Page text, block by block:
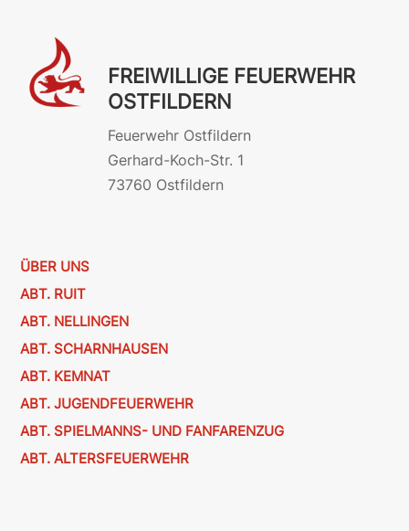
FREIWILLIGE FEUERWEHR
OSTFILDERN
Feuerwehr Ostfildern
Gerhard-Koch-Str. 1
73760 Ostfildern
ÜBER UNS
ABT. RUIT
ABT. NELLINGEN
ABT. SCHARNHAUSEN
ABT. KEMNAT
ABT. JUGENDFEUERWEHR
ABT. SPIELMANNS- UND FANFARENZUG
ABT. ALTERSFEUERWEHR